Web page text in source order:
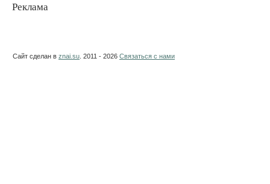
Реклама
Сайт сделан в znai.su . 2011 - 2026 Связаться с нами